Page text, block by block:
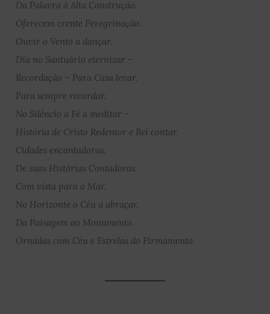
Da Palavra à Alta Construção.
Oferecem crente Peregrinação.
Ouvir o Vento a dançar.
Dia no Santuário eternizar –
Recordação – Para Casa levar.
Para sempre recordar.
No Silêncio a Fé a meditar –
História de Cristo Redentor e Rei contar.
Cidades encantadoras.
De suas Histórias Contadoras.
Com vista para o Mar.
No Horizonte o Céu a abraçar.
Da Paisagem ao Monumento.
Ornadas com Céu e Estrelas do Firmamento.